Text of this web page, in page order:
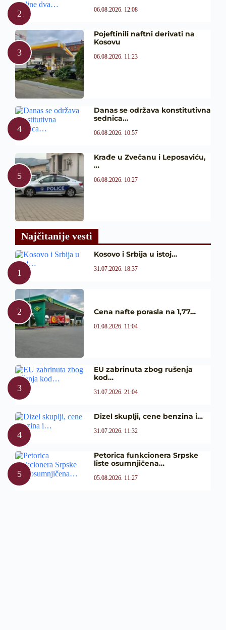
06.08.2026. 12:08
Pojeftinili naftni derivati na
Kosovu
06.08.2026. 11:23
Danas se održava konstitutivna
sednica…
06.08.2026. 10:57
Krađe u Zvečanu i Leposaviću,
…
06.08.2026. 10:27
Najčitanije vesti
Kosovo i Srbija u istoj…
31.07.2026. 18:37
Cena nafte porasla na 1,77…
01.08.2026. 11:04
EU zabrinuta zbog rušenja
kod…
31.07.2026. 21:04
Dizel skuplji, cene benzina i…
31.07.2026. 11:32
Petorica funkcionera Srpske
liste osumnjičena…
05.08.2026. 11:27